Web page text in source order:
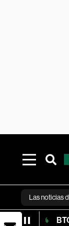
Las noticias
BTC/USD